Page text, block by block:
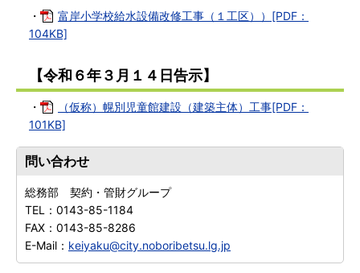
・
富岸小学校給水設備改修工事（１工区））[PDF：
104KB]
【令和６年３月１４日告示】
・
（仮称）幌別児童館建設（建築主体）工事[PDF：
101KB]
問い合わせ
総務部 契約・管財グループ
TEL： 0143-85-1184
FAX： 0143-85-8286
E-Mail： keiyaku@city.noboribetsu.lg.jp